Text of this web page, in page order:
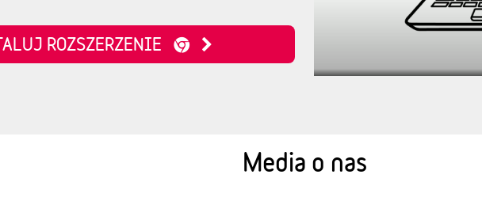
ROZSZERZENIE
Media o nas